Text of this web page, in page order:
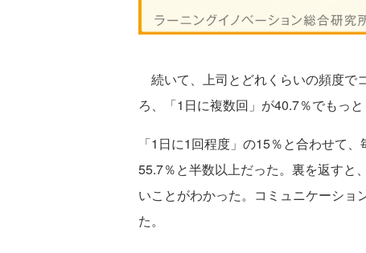
続いて、上司とどれくらいの頻度で
ろ、「1日に複数回」が40.7％でもっと
「1日に1回程度」の15％と合わせて
55.7％と半数以上だった。裏を返すと
いことがわかった。コミュニケーショ
た。